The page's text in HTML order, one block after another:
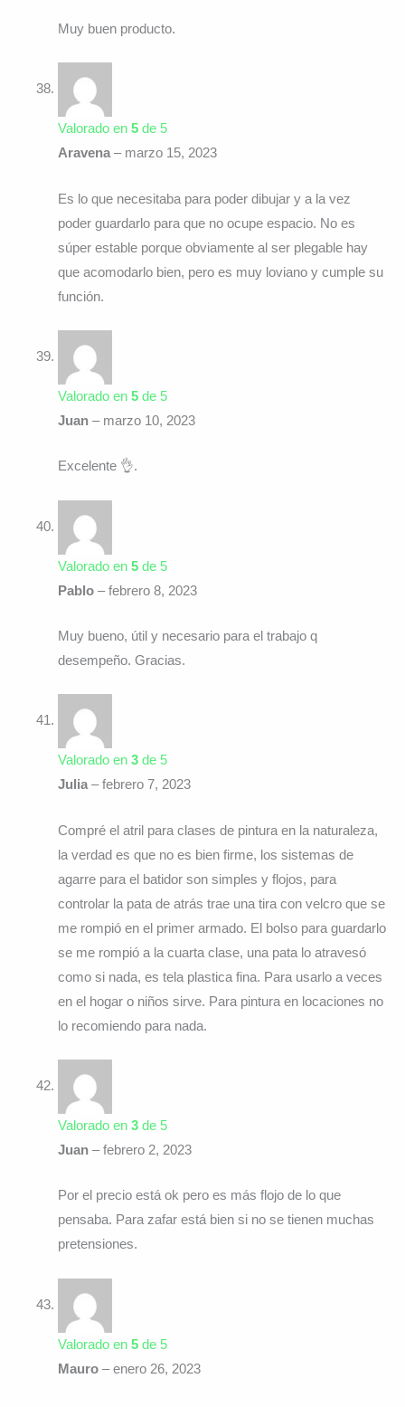
Muy buen producto.
Valorado en 5de 5
Aravena– marzo 15, 2023
Es lo que necesitaba para poder dibujar y a la vez
poder guardarlo para que no ocupe espacio. No es
súper estable porque obviamente al ser plegable hay
que acomodarlo bien, pero es muy loviano y cumple su
función.
Valorado en 5de 5
Juan – marzo 10, 2023
Excelente 👌.
Valorado en 5de 5
Pablo – febrero 8, 2023
Muy bueno, útil y necesario para el trabajo q
desempeño. Gracias.
Valorado en 3de 5
Julia– febrero 7, 2023
Compré el atril para clases de pintura en la naturaleza,
la verdad es que no es bien firme, los sistemas de
agarre para el batidor son simples y flojos, para
controlar la pata de atrás trae una tira con velcro que se
me rompió en el primer armado. El bolso para guardarlo
se me rompió a la cuarta clase, una pata lo atravesó
como si nada, es tela plastica fina. Para usarlo a veces
en el hogar o niños sirve. Para pintura en locaciones no
lo recomiendo para nada.
Valorado en 3de 5
Juan – febrero 2, 2023
Por el precio está ok pero es más flojo de lo que
pensaba. Para zafar está bien si no se tienen muchas
pretensiones.
Valorado en 5de 5
Mauro – enero 26, 2023